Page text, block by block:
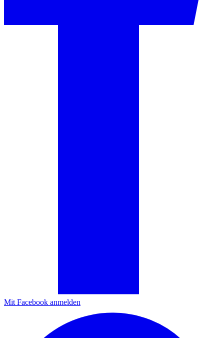
Mit Facebook anmelden